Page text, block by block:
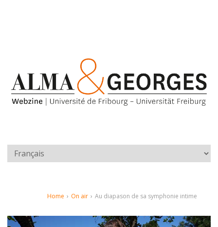
Home › On air › Au diapason de sa symphonie intime